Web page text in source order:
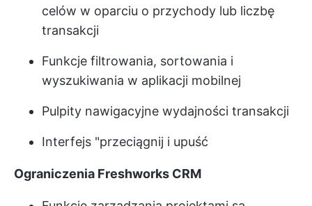
celów w oparciu o przychody lub liczbę
transakcji
Funkcje filtrowania, sortowania i
wyszukiwania w aplikacji mobilnej
Pulpity nawigacyjne wydajności transakcji
Interfejs "przeciągnij i upuść
Ograniczenia Freshworks CRM